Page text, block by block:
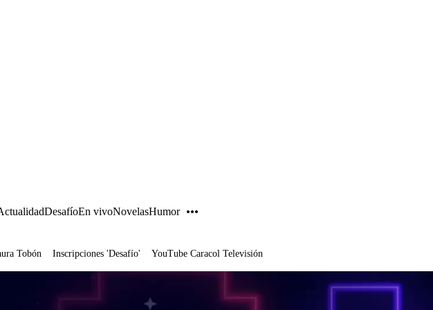
DesafíoEn vivoNovelasHumor
Tobón Inscripciones 'Desafío' YouTube Caracol Televisión